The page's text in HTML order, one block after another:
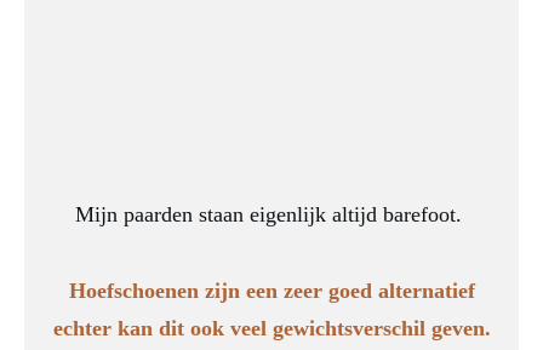
Mijn paarden staan eigenlijk altijd barefoot.
Hoefschoenen zijn een zeer goed alternatief
echter kan dit ook veel gewichtsverschil geven.